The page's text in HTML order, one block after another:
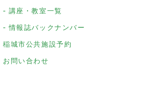
講座・教室一覧
情報誌バックナンバー
稲城市公共施設予約
お問い合わせ